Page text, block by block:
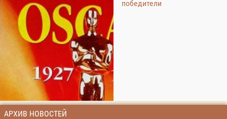
победители
АРХИВ НОВОСТЕЙ